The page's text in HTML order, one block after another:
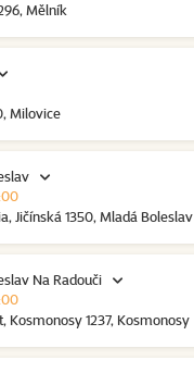
Mělník
Milovice
Jičínská 1350, Mladá Boleslav
Na Radouči
Kosmonosy 1237, Kosmonosy